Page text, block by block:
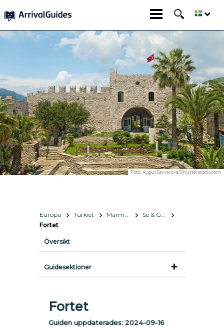
Foto:Aygul Sarvarova/Shutterstock.com
Europa Turkiet Marmaris
Se & Göra
Fortet
Översikt
Guidesektioner
Fortet
Guiden uppdaterades: 2024-09-16